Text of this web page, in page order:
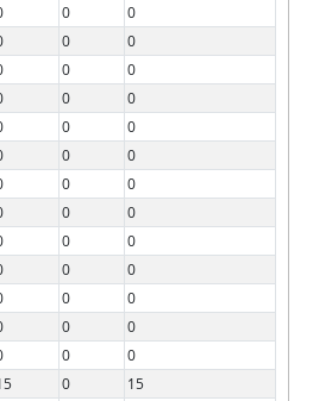
0
0
0
0
0
0
0
0
0
0
0
0
0
0
0
0
0
0
0
0
0
0
0
0
0
0
0
15